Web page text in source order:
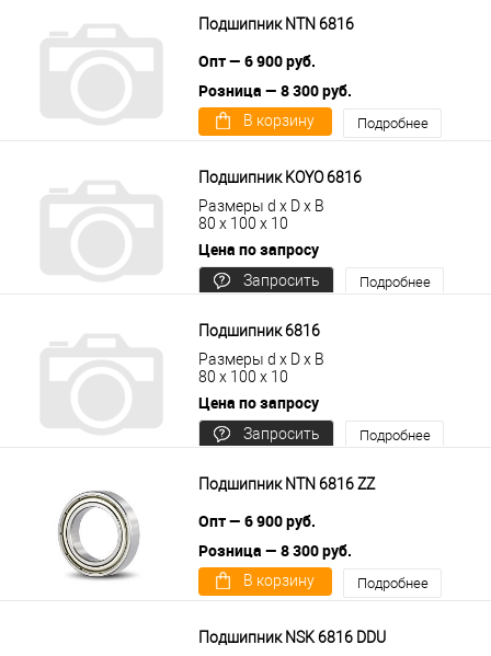
Подшипник NTN 6816
Опт — 6 900 руб.
Розница — 8 300 руб.
В корзину Подробнее
Подшипник KOYO 6816
Размеры d x D x B
80 x 100 x 10
Цена по запросу
Запросить
Подробнее
Подшипник 6816
Размеры d x D x B
80 x 100 x 10
Цена по запросу
Запросить
Подробнее
Подшипник NTN 6816 ZZ
Опт — 6 900 руб.
Розница — 8 300 руб.
В корзину Подробнее
Подшипник NSK 6816 DDU